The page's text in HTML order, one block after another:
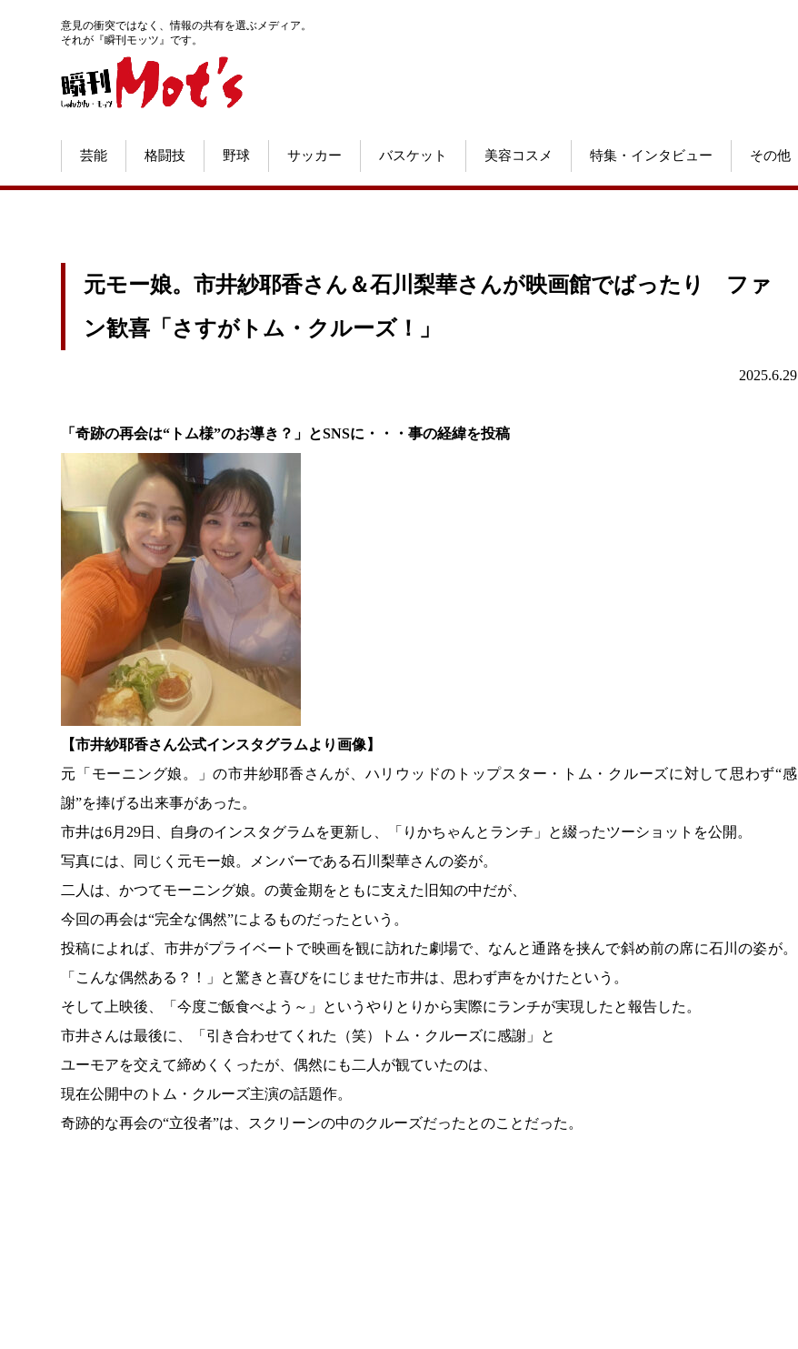
意見の衝突ではなく、情報の共有を選ぶメディア。
それが『瞬刊モッツ』です。
芸能 格闘技 野球 サッカー バスケット 美容コスメ 特集・インタビュー その他
元モー娘。市井紗耶香さん＆石川梨華さんが映画館でばったり ファ
ン歓喜「さすがトム・クルーズ！」
2025.6.29
「奇跡の再会は“トム様”のお導き？」とSNSに・・・事の経緯を投稿
【市井紗耶香さん公式インスタグラムより画像】
元「モーニング娘。」の市井紗耶香さんが、ハリウッドのトップスター・トム・クルーズに対して思わず“感
謝”を捧げる出来事があった。
市井は6月29日、自身のインスタグラムを更新し、「りかちゃんとランチ」と綴ったツーショットを公開。
写真には、同じく元モー娘。メンバーである石川梨華さんの姿が。
二人は、かつてモーニング娘。の黄金期をともに支えた旧知の中だが、
今回の再会は“完全な偶然”によるものだったという。
投稿によれば、市井がプライベートで映画を観に訪れた劇場で、なんと通路を挟んで斜め前の席に石川の姿が。
「こんな偶然ある？！」と驚きと喜びをにじませた市井は、思わず声をかけたという。
そして上映後、「今度ご飯食べよう～」というやりとりから実際にランチが実現したと報告した。
市井さんは最後に、「引き合わせてくれた（笑）トム・クルーズに感謝」と
ユーモアを交えて締めくくったが、偶然にも二人が観ていたのは、
現在公開中のトム・クルーズ主演の話題作。
奇跡的な再会の“立役者”は、スクリーンの中のクルーズだったとのことだった。